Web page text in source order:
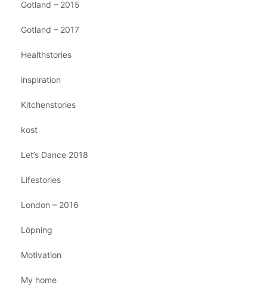
Gotland – 2015
Gotland – 2017
Healthstories
inspiration
Kitchenstories
kost
Let’s Dance 2018
Lifestories
London – 2016
Löpning
Motivation
My home